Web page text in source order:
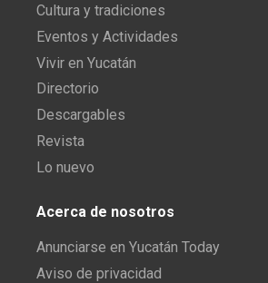
Cultura y tradiciones
Eventos y Actividades
Vivir en Yucatán
Directorio
Descargables
Revista
Lo nuevo
Acerca de nosotros
Anunciarse en Yucatán Today
Aviso de privacidad